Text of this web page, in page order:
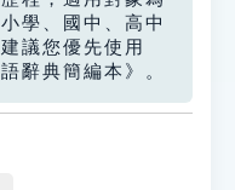
學、國中、高中
議您優先使用
辭典簡編本》。